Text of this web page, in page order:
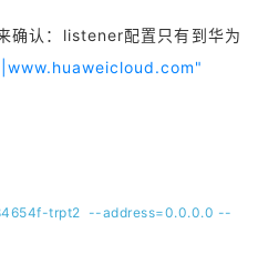
确认：listener配置只有到华为
trpt2 --address=0.0.0.0 --